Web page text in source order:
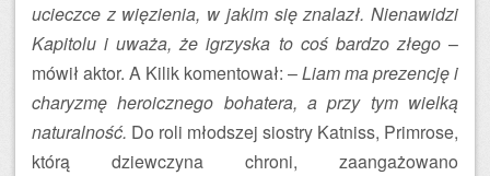
ucieczce z więzienia, w jakim się znalazł. Nienawidzi
Kapitolu i uważa, że igrzyska to coś bardzo złego–
mówił aktor. A Kilik komentował: –Liam ma prezencję i
charyzmę heroicznego bohatera, a przy tym wielką
naturalność. Do roli młodszej siostry Katniss, Primrose,
którą dziewczyna chroni, zaangażowano